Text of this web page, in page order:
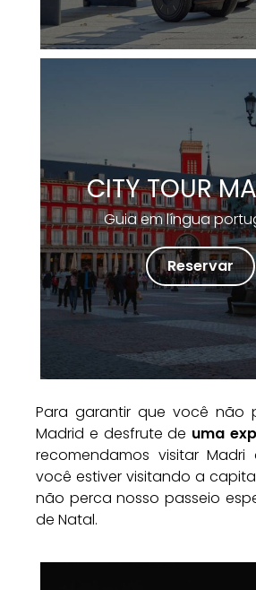
CITY TOUR
Guia em língua
Reservar
Para garantir que você não
Madrid e desfrute de uma
recomendamos visitar Madri
você estiver visitando a
não perca nosso passeio
de Natal.